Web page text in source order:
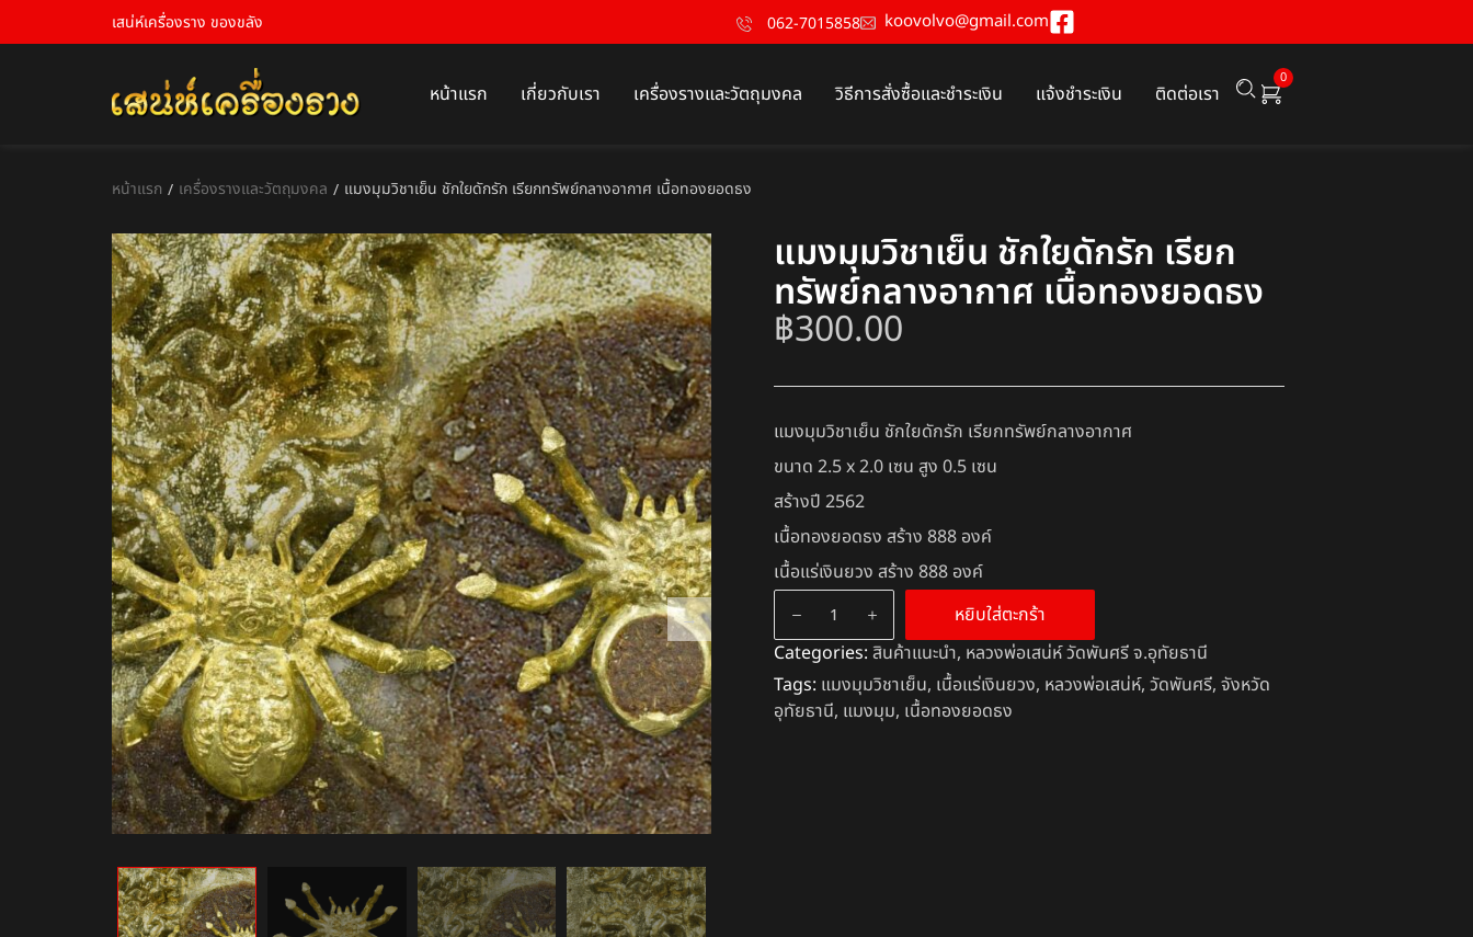
เสน่ห์เครื่องราง ของขลัง 062-7015858 koovolvo@gmail.com
หน้าแรก เกี่ยวกับเรา เครื่องรางและวัตถุมงคล วิธีการสั่งซื้อและชำระเงิน แจ้งชำระเงิน ติดต่อเรา
0
หน้าแรก / เครื่องรางและวัตถุมงคล / แมงมุมวิชาเย็น ชักใยดักรัก เรียกทรัพย์กลางอากาศ เนื้อทองยอดธง
แมงมุมวิชาเย็น ชักใยดักรัก เรียก
ทรัพย์กลางอากาศ เนื้อทองยอดธง
฿300.00
แมงมุมวิชาเย็น ชักใยดักรัก เรียกทรัพย์กลางอากาศ
ขนาด 2.5 x 2.0 เซน สูง 0.5 เซน
สร้างปี 2562
เนื้อทองยอดธง สร้าง 888 องค์
เนื้อแร่เงินยวง สร้าง 888 องค์
หยิบใส่ตะกร้า
Categories: สินค้าแนะนำ, หลวงพ่อเสน่ห์ วัดพันศรี จ.อุทัยธานี
Tags: แมงมุมวิชาเย็น, เนื้อแร่เงินยวง, หลวงพ่อเสน่ห์,วัดพันศรี,จังหวัด
อุทัยธานี, แมงมุม, เนื้อทองยอดธง